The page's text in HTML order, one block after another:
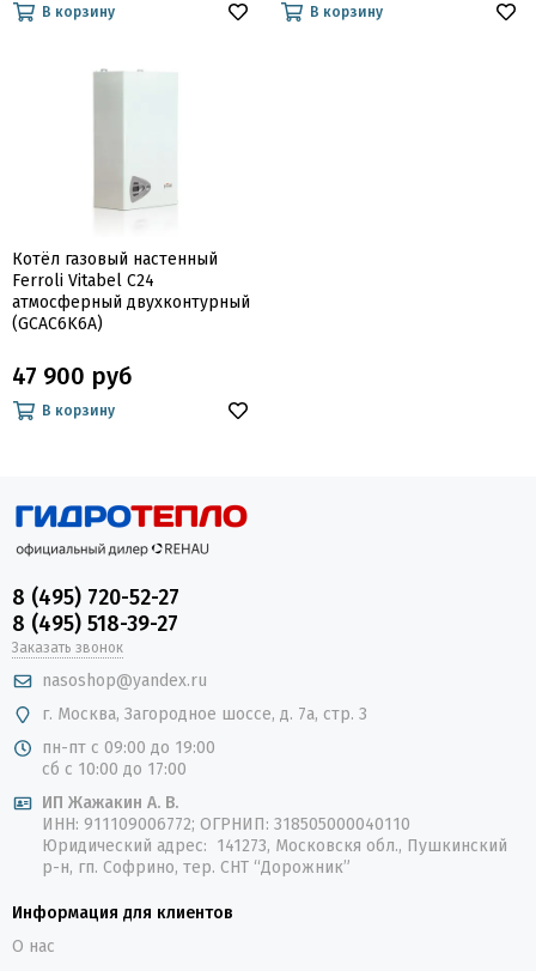
В корзину В корзину
Котёл газовый настенный
Ferroli Vitabel C24
атмосферный двухконтурный
(GCAC6K6A)
47 900 руб
В корзину
8 (495) 720-52-27
8 (495) 518-39-27
Заказать звонок
nasoshop@yandex.ru
г. Москва, Загородное шоссе, д. 7а, стр. 3
пн-пт с 09:00 до 19:00
сб с 10:00 до 17:00
ИП Жажакин А. В.
ИНН: 911109006772; ОГРНИП: 318505000040110
Юридический адрес: 141273, Московскя обл., Пушкинский
р-н, гп. Софрино, тер. СНТ “Дорожник”
Информация для клиентов
О нас